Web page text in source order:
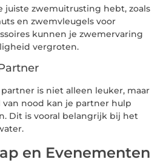
juiste zwemuitrusting hebt, zoals
en zwemvleugels voor
kunnen je zwemervaring
vergroten.
is niet alleen leuker, maar
van nood kan je partner hulp
Dit is vooral belangrijk bij het
en Evenementen